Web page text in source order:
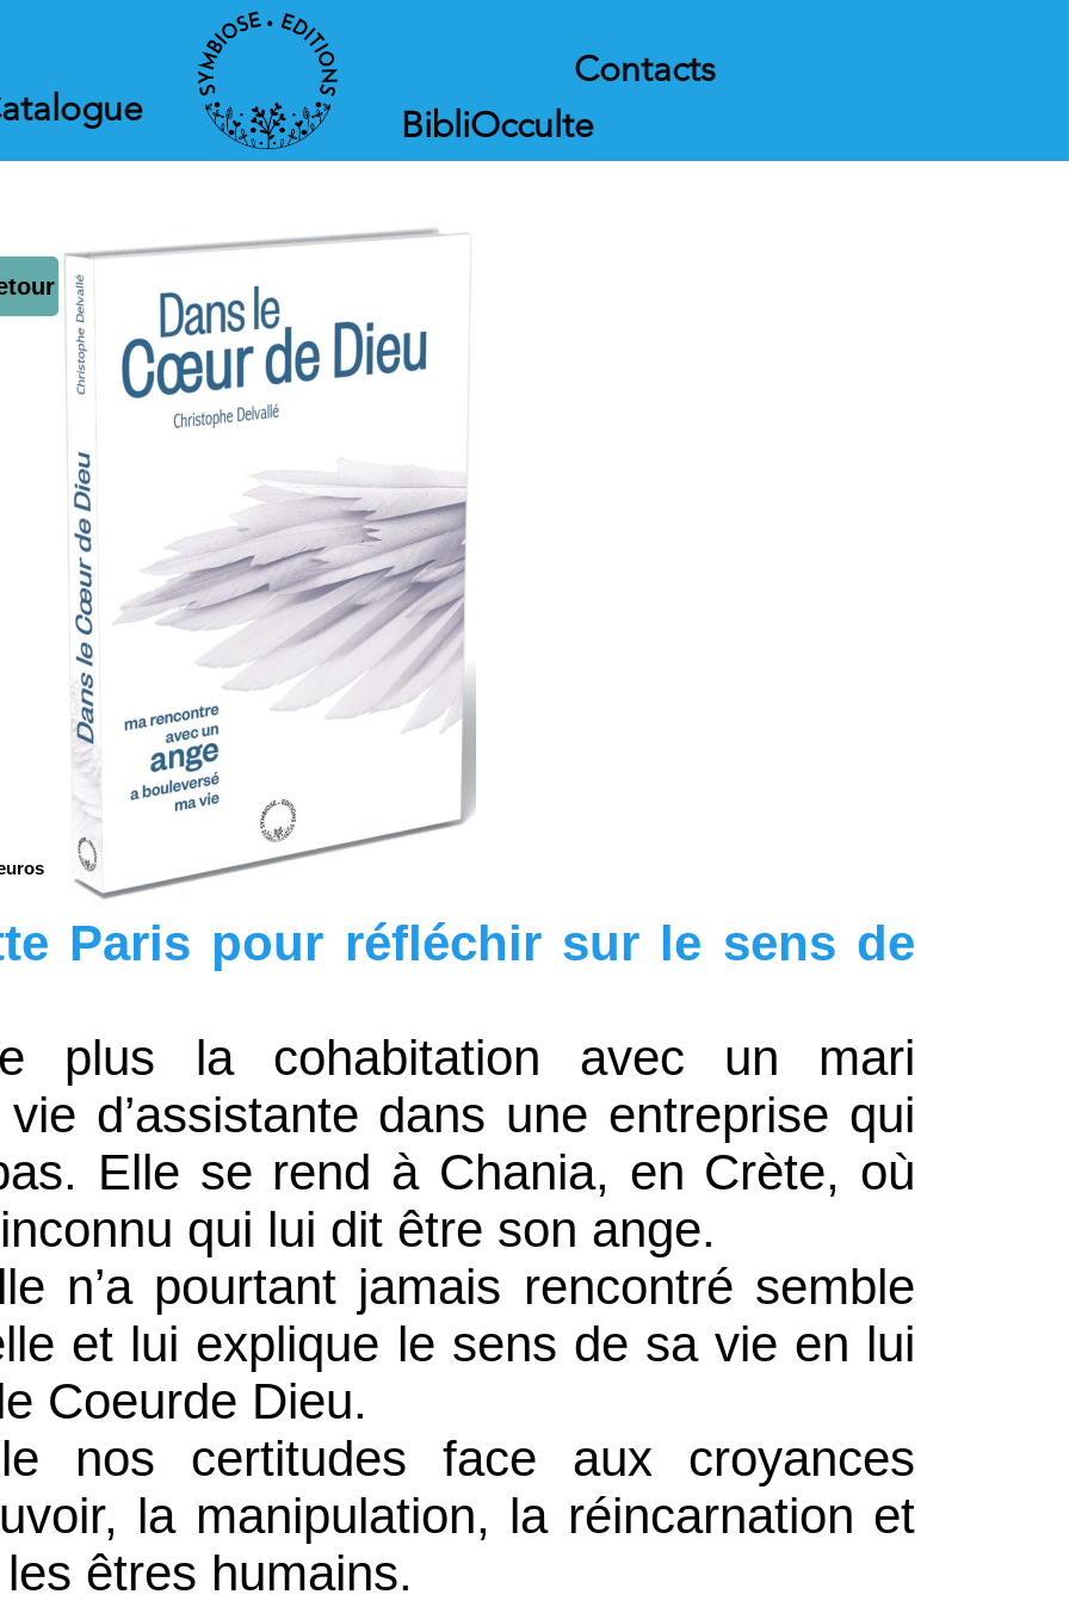
Contacts
BibliOcculte
Paris pour réfléchir sur le sens de
plus la cohabitation avec un mari
d’assistante dans une entreprise qui
Elle se rend à Chania, en Crète, où
qui lui dit être son ange.
n’a pourtant jamais rencontré semble
et lui explique le sens de sa vie en lui
Coeurde Dieu.
nos certitudes face aux croyances
la manipulation, la réincarnation et
êtres humains.